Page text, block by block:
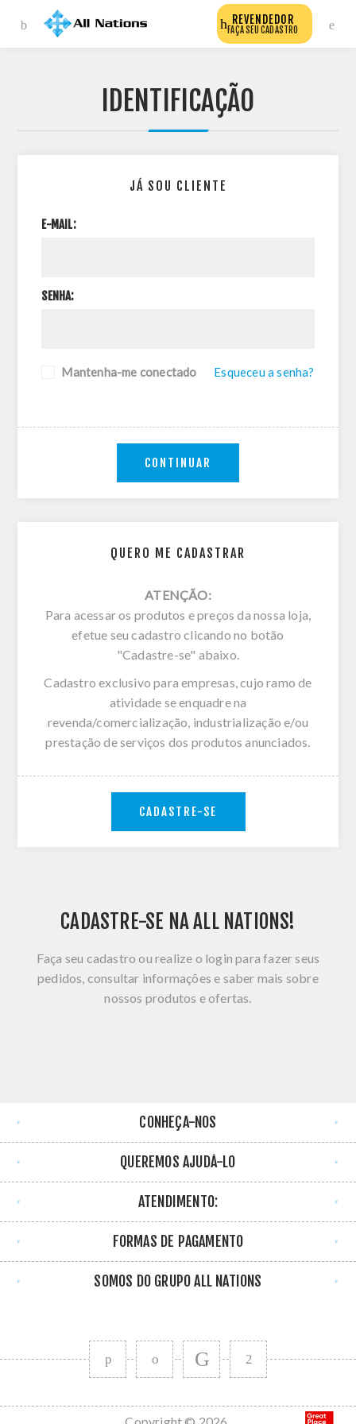
REVENDEDOR
FAÇA SEU CADASTRO
IDENTIFICAÇÃO
QUERO ME CADASTRAR
ATENÇÃO:
Para acessar os produtos e preços da nossa loja,
efetue seu cadastro clicando no botão
"Cadastre-se" abaixo.
Cadastro exclusivo para empresas, cujo ramo de
atividade se enquadre na
revenda/comercialização, industrialização e/ou
prestação de serviços dos produtos anunciados.
CADASTRE-SE
JÁ SOU CLIENTE
E-MAIL:
SENHA:
Mantenha-me conectado Esqueceu a senha?
CONTINUAR
CADASTRE-SE NA ALL NATIONS!
Faça seu cadastro ou realize o login para fazer seus
pedidos, consultar informações e saber mais sobre
nossos produtos e ofertas.
CONHEÇA-NOS
QUEREMOS AJUDÁ-LO
ATENDIMENTO:
FORMAS DE PAGAMENTO
SOMOS DO GRUPO ALL NATIONS